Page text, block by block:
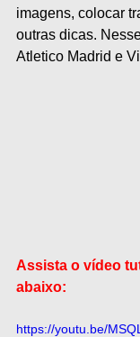
imagens, colocar
outras dicas.
Atletico Madrid e
Assista o vídeo
abaixo:
https://youtu.be/